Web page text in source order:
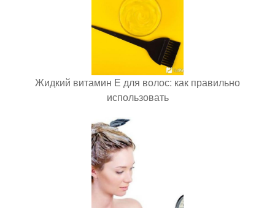
Жидкий витамин Е для волос: как правильно
использовать